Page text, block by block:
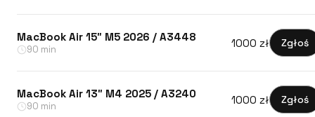
MacBook Air 15″ M5 2026 / A3448
90 min 1000 zł Zgłoś
MacBook Air 13″ M4 2025 / A3240
90 min 1000 zł Zgłoś